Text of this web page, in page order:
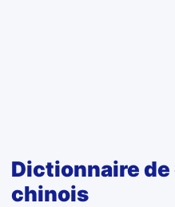
Dictionnaire
chinois